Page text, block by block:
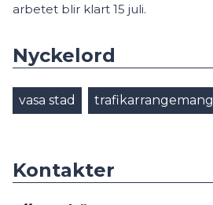
arbetet blir klart 15 juli.
Nyckelord
vasa stad trafikarrangemang
Kontakter